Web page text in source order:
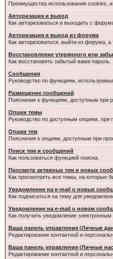
Преимущества использования cookies,
Авторизация и выход
Как авторизоваться и выходить с
Авторизация и выход из форума
Как авторизоваться, выйти из форума,
Восстановление утерянного или
Как восстановить забытый вами пароль.
Сообщения
Руководство по функциям,
Размещение сообщений
Пояснение к функциям, доступным при
Опции темы
Руководство по доступным опциям, при
Опции тем
Пояснения к опциям, доступным при
Поиск тем и сообщений
Как пользоваться функцией поиска.
Просмотр активных тем и новых
Как просмотреть все темы, на которые
Уведомление на e-mail о новых
Как подписаться на тему для
Уведомление на е-mail о новом
Как получить уведомление
Ваша панель управления (Личные
Редактирование контактной и
Ваша панель управления (Личные
Редактирование контактной и